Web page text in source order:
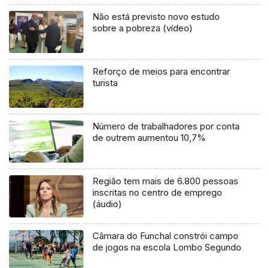
Não está previsto novo estudo
sobre a pobreza (vídeo)
Reforço de meios para encontrar
turista
Número de trabalhadores por conta
de outrem aumentou 10,7%
Região tem mais de 6.800 pessoas
inscritas no centro de emprego
(áudio)
Câmara do Funchal constrói campo
de jogos na escola Lombo Segundo